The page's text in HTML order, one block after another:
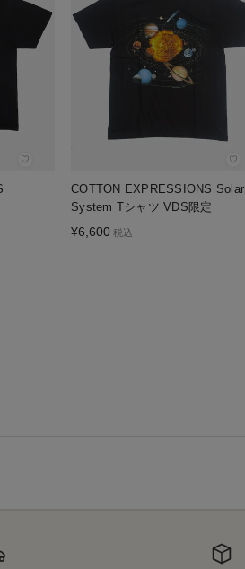
♡ ♡
COTTON EXPRESSIONS Solar
System Tシャツ VDS限定
¥6,600 税込